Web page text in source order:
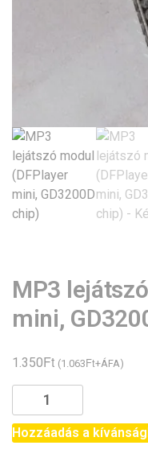
MP3
mini,
1.350Ft (1.063Ft+ÁFA)
lejátszó
modul
Hozzáadás a